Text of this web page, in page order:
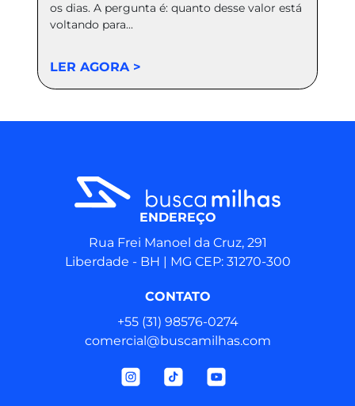
os dias. A pergunta é: quanto desse valor está
voltando para...
LER AGORA >
ENDEREÇO
Rua Frei Manoel da Cruz, 291
Liberdade - BH | MG CEP: 31270-300
CONTATO
+55 (31) 98576‑0274
comercial@buscamilhas.com